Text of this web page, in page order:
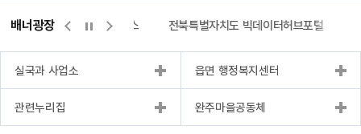
배너광장
량바로처리센터 위택스 전북특별자치도 빅데이터허브포털
실국과 사업소 읍면 행정복지센터
관련누리집 완주마을공동체